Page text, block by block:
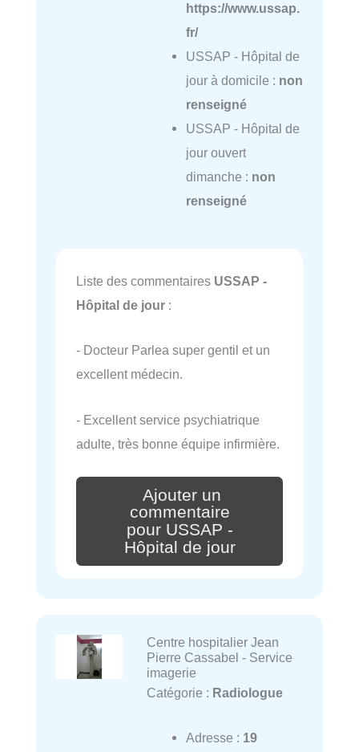
https://www.ussap.
fr/
USSAP - Hôpital de
jour à domicile : non
renseigné
USSAP - Hôpital de
jour ouvert
dimanche : non
renseigné
Liste des commentaires USSAP -
Hôpital de jour :
- Docteur Parlea super gentil et un
excellent médecin.
- Excellent service psychiatrique
adulte, très bonne équipe infirmière.
Ajouter un
commentaire
pour USSAP -
Hôpital de jour
Centre hospitalier Jean
Pierre Cassabel - Service
imagerie
Catégorie : Radiologue
Adresse : 19